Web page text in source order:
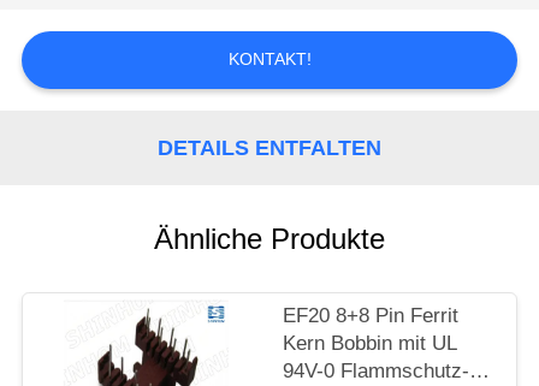
RECHTSSACHEN
ANGEBOT
ANFORDERN
PRIVACY
POLICY
KONTAKT!
DETAILS ENTFALTEN
Ähnliche Produkte
EF20 8+8 Pin Ferrit
Kern Bobbin mit UL
94V-0 Flammschutz-